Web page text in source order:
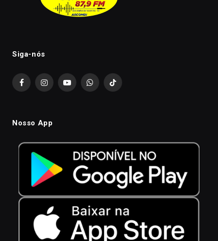
Siga-nós
FacebookInstagramYouTubeWhatsAppTikTok
Nosso App